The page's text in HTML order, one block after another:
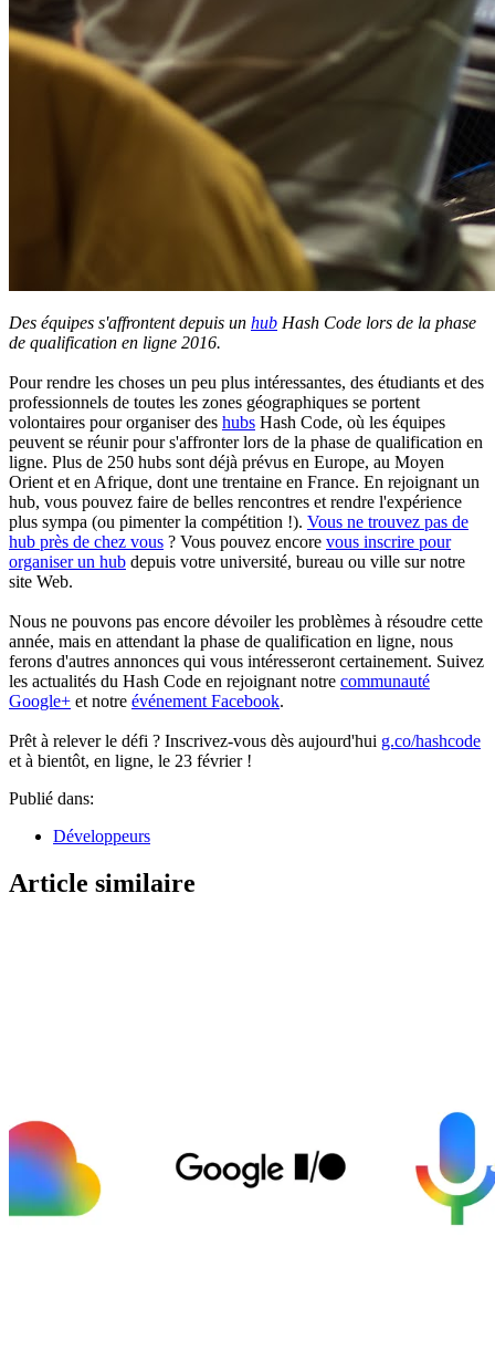
Des équipes s'affrontent depuis un hub Hash Code lors de la phase
de qualification en ligne 2016.
Pour rendre les choses un peu plus intéressantes, des étudiants et des
professionnels de toutes les zones géographiques se portent
volontaires pour organiser des hubs Hash Code, où les équipes
peuvent se réunir pour s'affronter lors de la phase de qualification en
ligne. Plus de 250 hubs sont déjà prévus en Europe, au Moyen
Orient et en Afrique, dont une trentaine en France. En rejoignant un
hub, vous pouvez faire de belles rencontres et rendre l'expérience
plus sympa (ou pimenter la compétition !). Vous ne trouvez pas de
hub près de chez vous ? Vous pouvez encore vous inscrire pour
organiser un hub depuis votre université, bureau ou ville sur notre
site Web.
Nous ne pouvons pas encore dévoiler les problèmes à résoudre cette
année, mais en attendant la phase de qualification en ligne, nous
ferons d'autres annonces qui vous intéresseront certainement. Suivez
les actualités du Hash Code en rejoignant notre communauté
Google+ et notre événement Facebook.
Prêt à relever le défi ? Inscrivez-vous dès aujourd'hui g.co/hashcode
et à bientôt, en ligne, le 23 février !
Publié dans:
Développeurs
Article similaire